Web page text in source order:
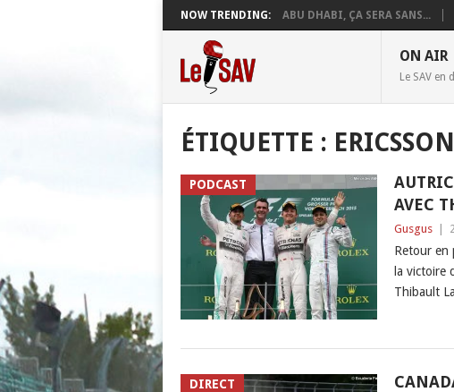
NOW TRENDING: ABU DHABI, ÇA SERA SANS...
ON AIR
Le SAV en
ÉTIQUETTE : ERICSSON
PODCAST
AVEC
Gusgus
Retour en
la victoire
Thibault
DIRECT